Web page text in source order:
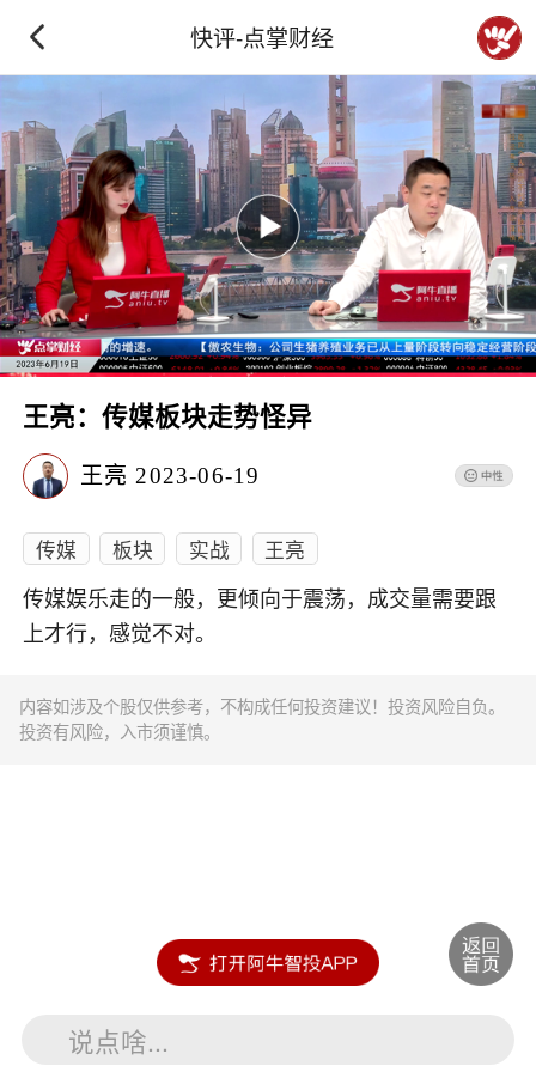
快评-点掌财经
王亮：传媒板块走势怪异
王亮 2023-06-19
传媒 板块 实战 王亮
传媒娱乐走的一般，更倾向于震荡，成交量需要跟
上才行，感觉不对。
内容如涉及个股仅供参考，不构成任何投资建议！投资风险自负。
投资有风险，入市须谨慎。
说点啥...